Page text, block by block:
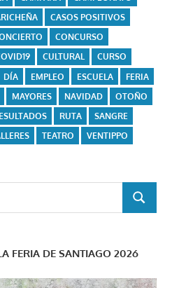
CASOS POSITIVOS
CONCURSO
CULTURAL
CURSO
DÍA EMPLEO ESCUELA
FERIA
MAYORES NAVIDAD
OTOÑO
RUTA
SANGRE
TEATRO
VENTIPPO
BUSCAR
FERIA DE SANTIAGO 2026